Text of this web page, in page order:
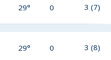
29° 0 3 (7)
29° 0 3 (8)